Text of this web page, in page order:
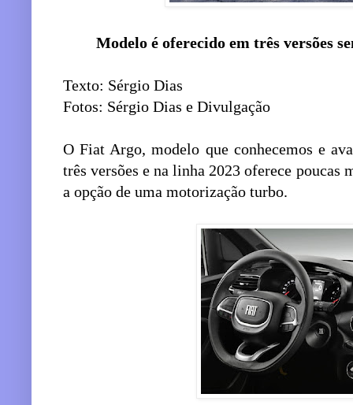
Modelo é oferecido em três versões
Texto: Sérgio Dias
Fotos: Sérgio Dias e Divulgação
O Fiat Argo, modelo que conhecemos e
três versões e na linha 2023 oferece poucas
a opção de uma motorização turbo.